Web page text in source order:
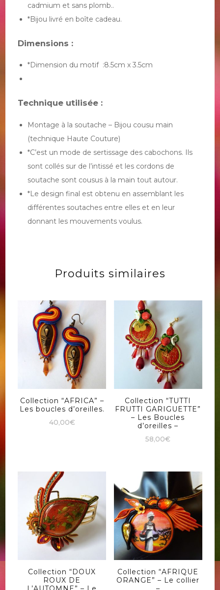
cadmium et sans plomb..
*Bijou livré en boîte cadeau.
Dimensions :
*Dimension du motif :8.5cm x 3.5cm
Technique utilisée :
Montage à la soutache – Bijou cousu main
(technique Haute Couture)
*C’est un mode de sertissage des cabochons. Ils
sont collés sur de l’intissé et les cordons de
soutache sont cousus à la main tout autour.
*Le design final est obtenu en assemblant les
différentes soutaches entre elles et en leur
donnant les mouvements voulus.
Produits similaires
Collection “AFRICA” –
Les boucles d’oreilles.
40,00€
Collection “TUTTI
FRUTTI GARIGUETTE”
– Les Boucles
d’oreilles –
58,00€
Collection “DOUX
ROUX DE
Collection “AFRIQUE
ORANGE” – Le collier